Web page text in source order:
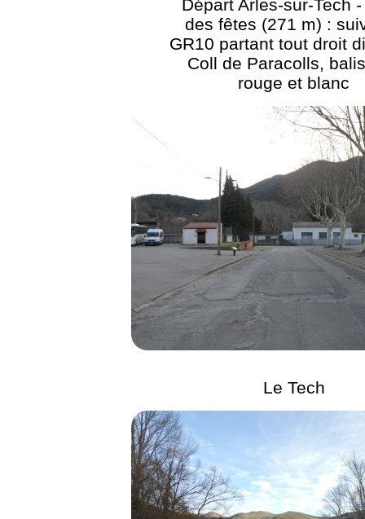
Départ Arles-sur-Tech
des fêtes (271 m) :
GR10 partant tout droit
Coll de Paracolls,
rouge et blanc
Le Tech